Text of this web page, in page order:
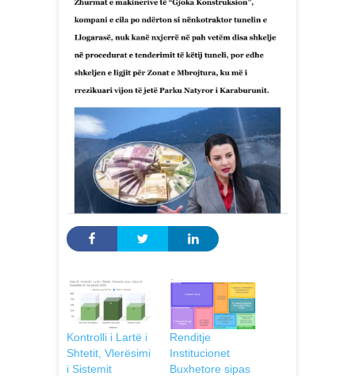
Kontrolli i Lartë i
Shtetit, Vlerësimi
i Sistemit
Renditje
Institucionet
Buxhetore sipas